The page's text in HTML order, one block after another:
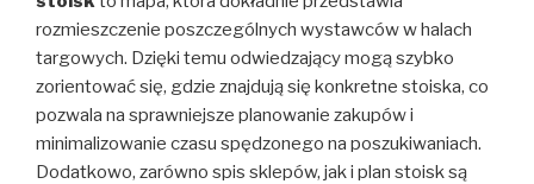
rozmieszczenie poszczególnych wystawców w halach
targowych. Dzięki temu odwiedzający mogą szybko
zorientować się, gdzie znajdują się konkretne stoiska, co
pozwala na sprawniejsze planowanie zakupów i
minimalizowanie czasu spędzonego na poszukiwaniach.
Dodatkowo, zarówno spis sklepów, jak i plan stoisk są